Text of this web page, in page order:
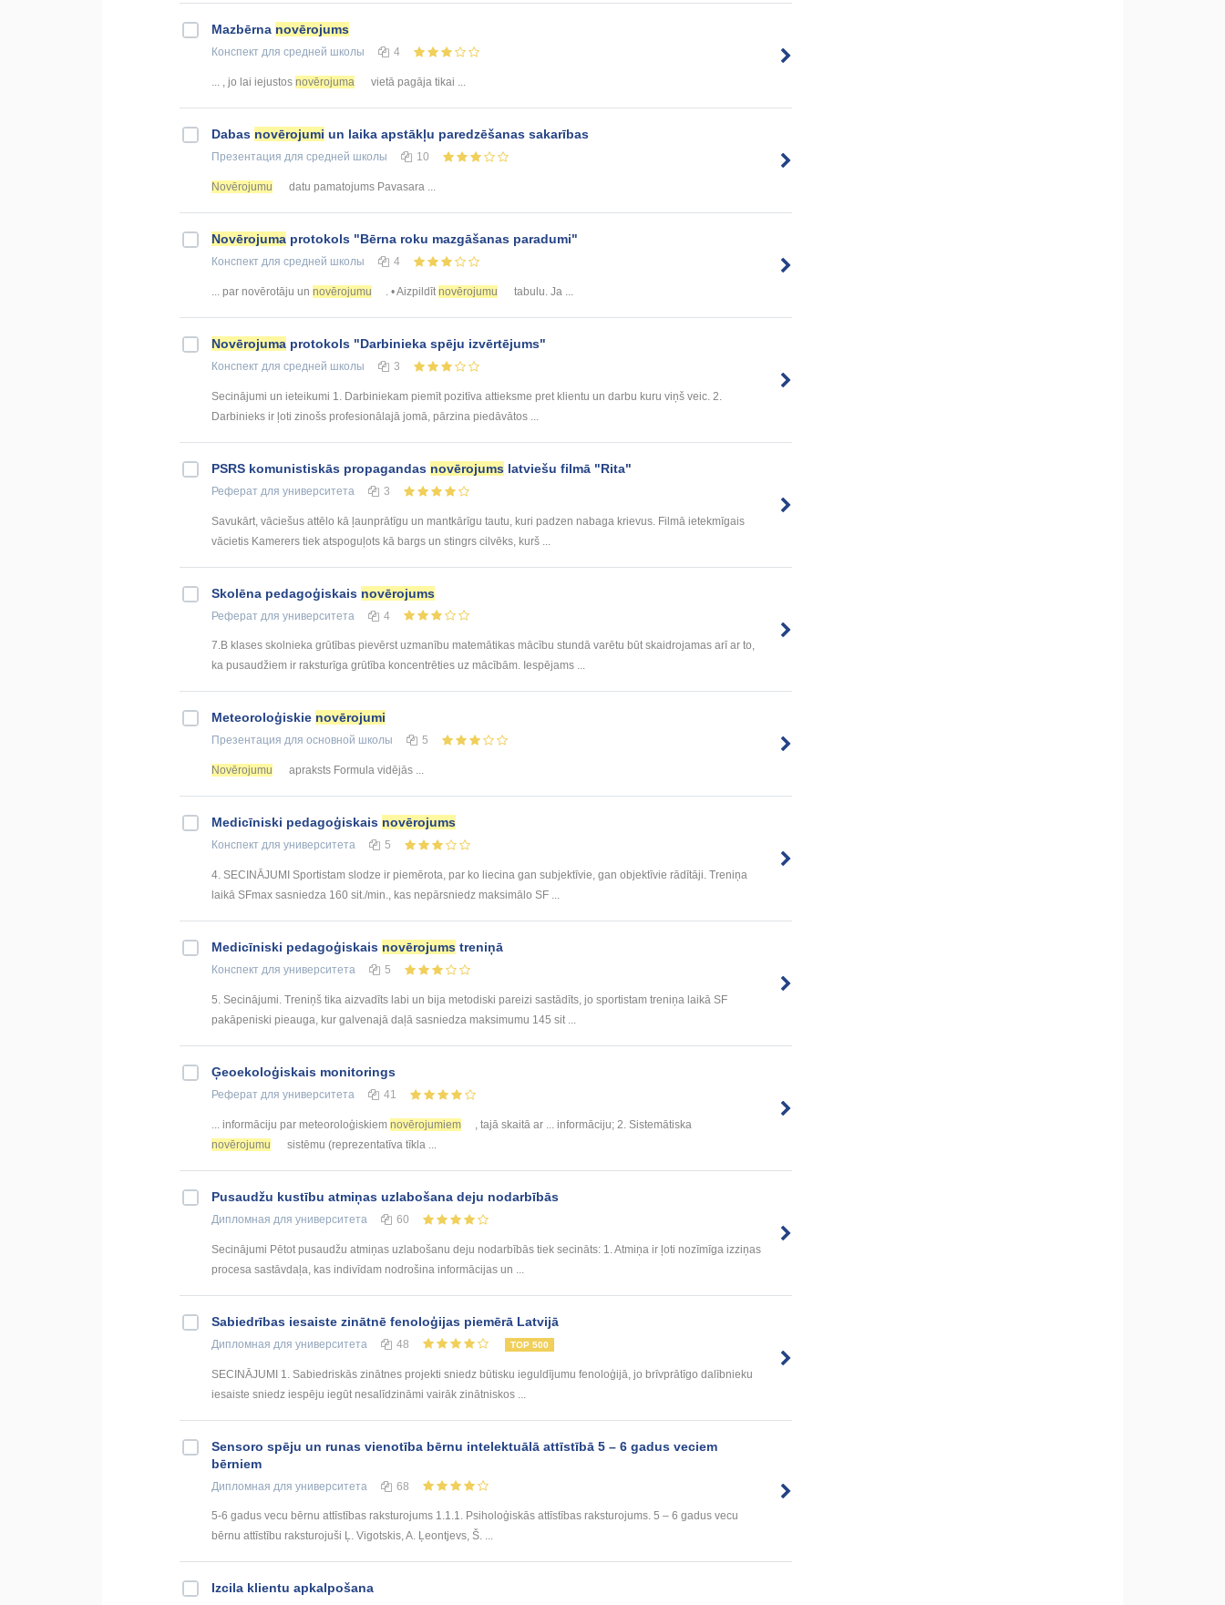
Mazbērna novērojums
Конспект для средней школы 4
... , jo lai iejustos novērojuma vietā pagāja tikai ...
Dabas novērojumi un laika apstākļu paredzēšanas sakarības
Презентация для средней школы 10
Novērojumu datu pamatojums Pavasara ...
Novērojuma protokols "Bērna roku mazgāšanas paradumi"
Конспект для средней школы 4
... par novērotāju un novērojumu . • Aizpildīt novērojumu tabulu. Ja ...
Novērojuma protokols "Darbinieka spēju izvērtējums"
Конспект для средней школы 3
Secinājumi un ieteikumi 1. Darbiniekam piemīt pozitīva attieksme pret klientu un darbu kuru viņš veic. 2.
Darbinieks ir ļoti zinošs profesionālajā jomā, pārzina piedāvātos ...
PSRS komunistiskās propagandas novērojums latviešu filmā "Rita"
Реферат для университета 3
Savukārt, vāciešus attēlo kā ļaunprātīgu un mantkārīgu tautu, kuri padzen nabaga krievus. Filmā ietekmīgais
vācietis Kamerers tiek atspoguļots kā bargs un stingrs cilvēks, kurš ...
Skolēna pedagoģiskais novērojums
Реферат для университета 4
7.B klases skolnieka grūtības pievērst uzmanību matemātikas mācību stundā varētu būt skaidrojamas arī ar to,
ka pusaudžiem ir raksturīga grūtība koncentrēties uz mācībām. Iespējams ...
Meteoroloģiskie novērojumi
Презентация для основной школы 5
Novērojumu apraksts Formula vidējās ...
Medicīniski pedagoģiskais novērojums
Конспект для университета 5
4. SECINĀJUMI Sportistam slodze ir piemērota, par ko liecina gan subjektīvie, gan objektīvie rādītāji. Treniņa
laikā SFmax sasniedza 160 sit./min., kas nepārsniedz maksimālo SF ...
Medicīniski pedagoģiskais novērojums treniņā
Конспект для университета 5
5. Secinājumi. Treniņš tika aizvadīts labi un bija metodiski pareizi sastādīts, jo sportistam treniņa laikā SF
pakāpeniski pieauga, kur galvenajā daļā sasniedza maksimumu 145 sit ...
Ģeoekoloģiskais monitorings
Реферат для университета 41
... informāciju par meteoroloģiskiem novērojumiem
, tajā skaitā ar ... informāciju; 2. Sistemātiska
novērojumu
sistēmu (reprezentatīva tīkla ...
Pusaudžu kustību atmiņas uzlabošana deju nodarbībās
Дипломная для университета 60
Secinājumi Pētot pusaudžu atmiņas uzlabošanu deju nodarbībās tiek secināts: 1. Atmiņa ir ļoti nozīmīga izziņas
procesa sastāvdaļa, kas indivīdam nodrošina informācijas un ...
Sabiedrības iesaiste zinātnē fenoloģijas piemērā Latvijā
Дипломная для университета 48 TOP 500
SECINĀJUMI 1. Sabiedriskās zinātnes projekti sniedz būtisku ieguldījumu fenoloģijā, jo brīvprātīgo dalībnieku
iesaiste sniedz iespēju iegūt nesalīdzināmi vairāk zinātniskos ...
Sensoro spēju un runas vienotība bērnu intelektuālā attīstībā 5 – 6 gadus veciem
bērniem
Дипломная для университета 68
5-6 gadus vecu bērnu attīstības raksturojums 1.1.1. Psiholoģiskās attīstības raksturojums. 5 – 6 gadus vecu
bērnu attīstību raksturojuši Ļ. Vigotskis, A. Ļeontjevs, Š. ...
Izcila klientu apkalpošana